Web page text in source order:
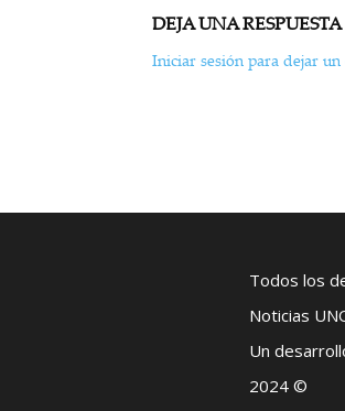
DEJA UNA RESPUESTA
Iniciar sesión para dejar
Todos los
Noticias
Un
2024 ©